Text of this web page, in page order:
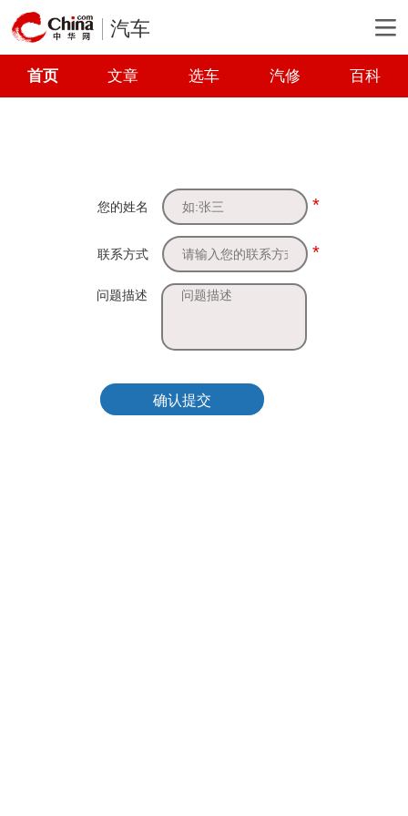
汽车
首页 文章 选车 汽修 百科
您的姓名 *
联系方式 *
问题描述
确认提交